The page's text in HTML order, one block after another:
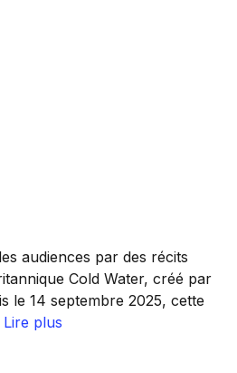
audiences par des récits
Cold Water, créé par
le 14 septembre 2025, cette
Lire plus